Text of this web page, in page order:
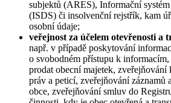
subjektů (ARES), Informační
(ISDS) či insolvenční rejstřík, kam
osobní údaje;
veřejnost za účelem otevřenosti a
např. v případě poskytování
o svobodném přístupu k
prodat obecní majetek,
práv a peticí, zveřejňování záznamů
obce, zveřejňování smluv do